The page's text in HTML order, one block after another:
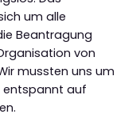
um alle
Beantragung
von
mussten uns um
entspannt auf